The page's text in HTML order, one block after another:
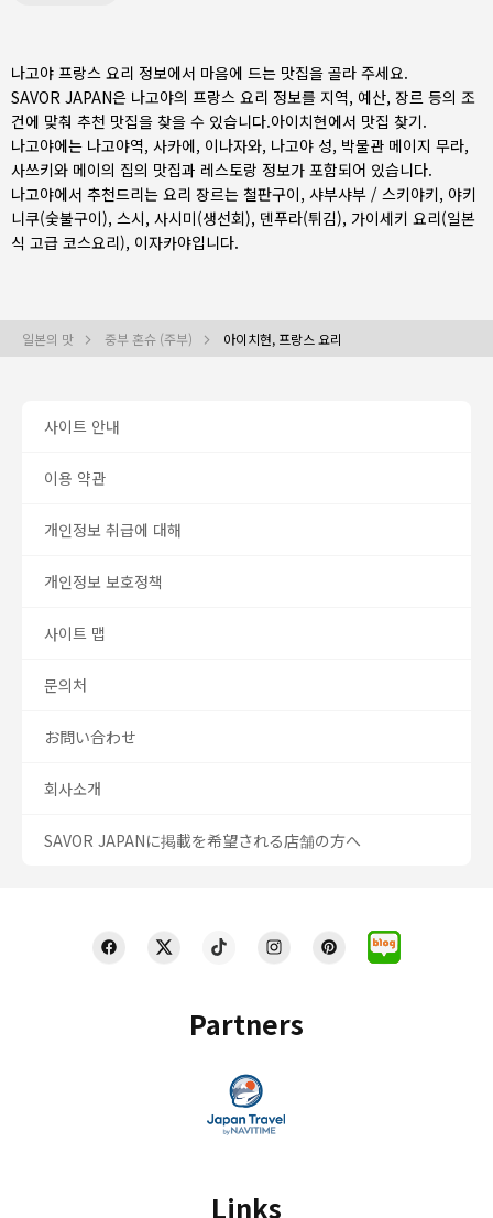
나고야 프랑스 요리 정보에서 마음에 드는 맛집을 골라 주세요.
SAVOR JAPAN은 나고야의 프랑스 요리 정보를 지역, 예산, 장르 등의 조
건에 맞춰 추천 맛집을 찾을 수 있습니다.아이치현에서 맛집 찾기.
나고야에는 나고야역, 사카에, 이나자와, 나고야 성, 박물관 메이지 무라,
사쓰키와 메이의 집의 맛집과 레스토랑 정보가 포함되어 있습니다.
나고야에서 추천드리는 요리 장르는 철판구이, 샤부샤부 / 스키야키, 야키
니쿠(숯불구이), 스시, 사시미(생선회), 덴푸라(튀김), 가이세키 요리(일본
식 고급 코스요리), 이자카야입니다.
일본의 맛 중부 혼슈 (주부) 아이치현, 프랑스 요리
Partners
Links
사이트 안내
이용 약관
개인정보 취급에 대해
개인정보 보호정책
사이트 맵
문의처
お問い合わせ
회사소개
SAVOR JAPANに掲載を希望される店舗の方へ